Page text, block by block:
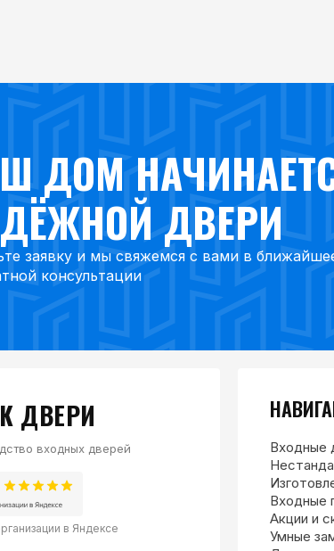
ДОМ
ДВЕРИ
заявку и мы свяжемся с вами в
консультации
ДВЕРИ
входных дверей
в Яндексе
Входные
Входные
Акции и
Умные